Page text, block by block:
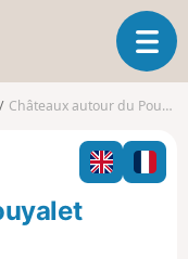
T
o
l
n
Châteaux autour du Pouyalet